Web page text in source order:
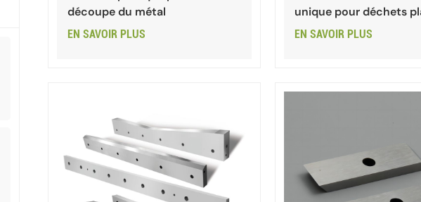
découpe du métal
EN SAVOIR PLUS
unique pour déchets
EN SAVOIR PLUS